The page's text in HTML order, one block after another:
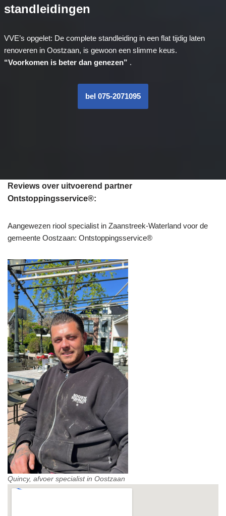
standleidingen
VVE’s opgelet: De complete standleiding in een flat tijdig laten
renoveren in Oostzaan, is gewoon een slimme keus.
“Voorkomen is beter dan genezen” .
bel 075-2071095
Reviews over uitvoerend partner
Ontstoppingsservice®:
Aangewezen riool specialist in Zaanstreek-Waterland voor de
gemeente Oostzaan: Ontstoppingsservice®
Quincy, afvoer specialist in Oostzaan